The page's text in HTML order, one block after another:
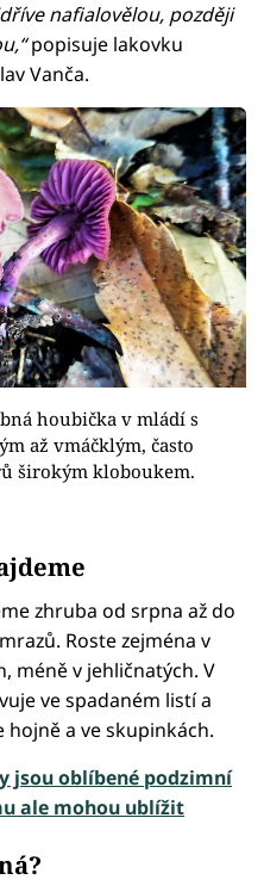
nafialovělou, později
popisuje lakovku
Vanča.
houbička v mládí s
až vmáčklým, často
širokým kloboukem.
zhruba od srpna až do
Roste zejména v
méně v jehličnatých. V
ve spadaném listí a
hojně a ve skupinkách.
jsou oblíbené podzimní
ale mohou ublížit